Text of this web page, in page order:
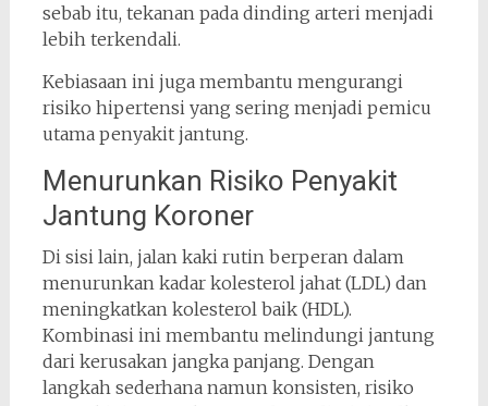
sebab itu, tekanan pada dinding arteri menjadi
lebih terkendali.
Kebiasaan ini juga membantu mengurangi
risiko hipertensi yang sering menjadi pemicu
utama penyakit jantung.
Menurunkan Risiko Penyakit
Jantung Koroner
Di sisi lain, jalan kaki rutin berperan dalam
menurunkan kadar kolesterol jahat (LDL) dan
meningkatkan kolesterol baik (HDL).
Kombinasi ini membantu melindungi jantung
dari kerusakan jangka panjang. Dengan
langkah sederhana namun konsisten, risiko